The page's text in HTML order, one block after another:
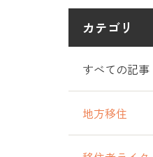
カテゴリ
すべての記事
地方移住